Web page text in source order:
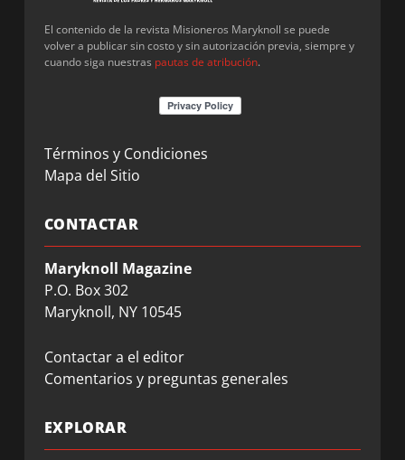
El contenido de la revista Misioneros Maryknoll se puede
volver a publicar sin costo y sin autorización previa, siempre y
cuando siga nuestras pautas de atribución.
Términos y Condiciones
Mapa del Sitio
CONTACTAR
Maryknoll Magazine
P.O. Box 302
Maryknoll, NY 10545
Contactar a el editor
Comentarios y preguntas generales
EXPLORAR